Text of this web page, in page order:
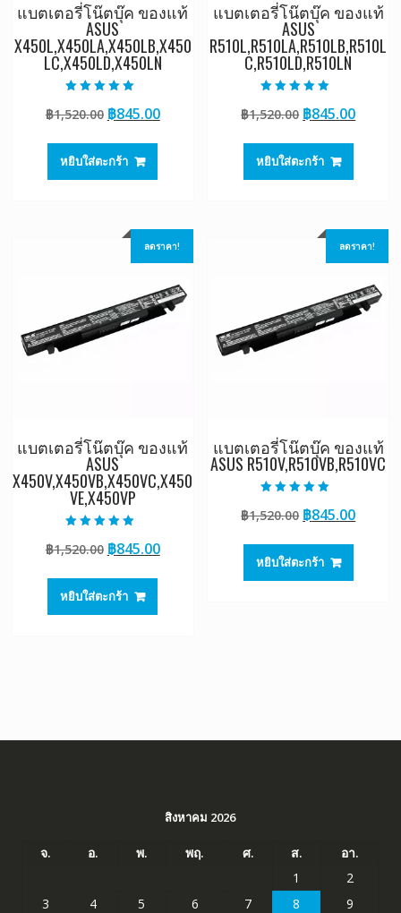
แบตเตอรี่โน๊ตบุ๊ค ของแท้
ASUS
X450L,X450LA,X450LB,X450
LC,X450LD,X450LN
5.00
ตั้งแต่ 1-5
฿1,520.00 Original
was:
฿1,520.00.
฿845.00Current
หยิบใส่ตะกร้า
แบตเตอรี่โน๊ตบุ๊ค ของแท้
ASUS
R510L,R510LA,R510LB,R510L
C,R510LD,R510LN
5.00
ตั้งแต่ 1-5
฿1,520.00 Original
was:
฿1,520.00.
฿845.00
หยิบใส่ตะกร้า
ลดราคา!
แบตเตอรี่โน๊ตบุ๊ค ของแท้
ASUS
X450V,X450VB,X450VC,X450
VE,X450VP
5.00
ตั้งแต่ 1-5
฿1,520.00 Original
was:
฿1,520.00.
฿845.00Current
หยิบใส่ตะกร้า
ลดราคา!
แบตเตอรี่โน๊ตบุ๊ค ของแท้
ASUS R510V,R510VB,R510VC
5.00
ตั้งแต่ 1-5
฿1,520.00 Original
was:
฿1,520.00.
฿845.00
หยิบใส่ตะกร้า
สิงหาคม 2026
จ. อ. พ. พฤ. ศ. ส.
อา.
1
2
3
4 5 6 7 8
9